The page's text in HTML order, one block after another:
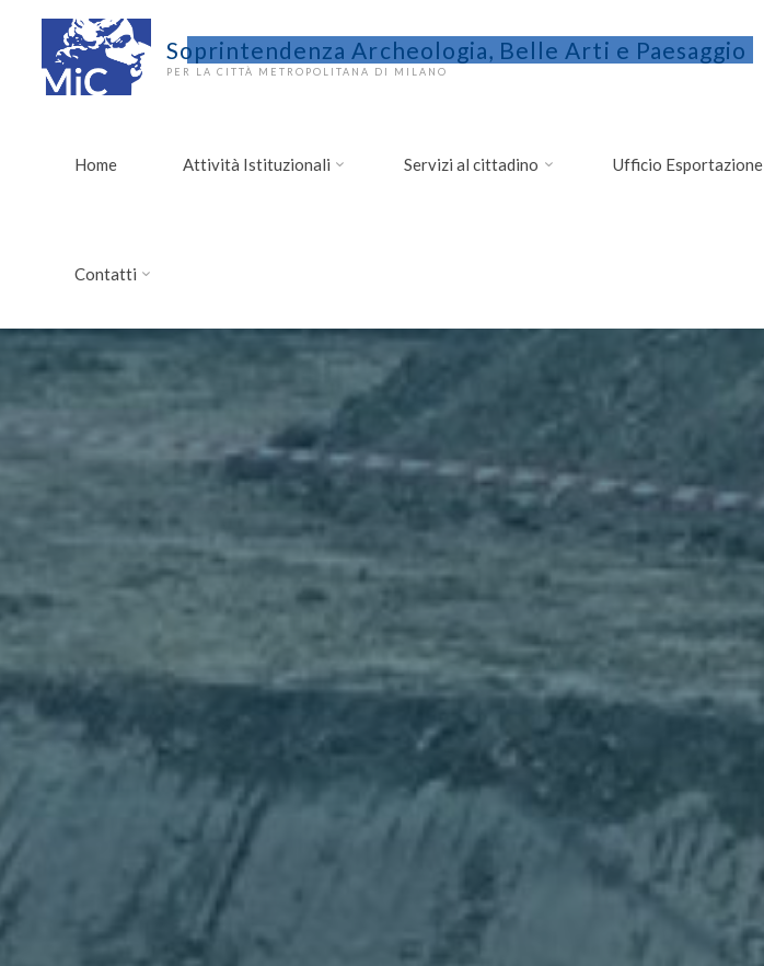
Soprintendenza Archeologia, Belle Arti e Paesaggio
PER LA CITTÀ METROPOLITANA DI MILANO
Home Attività Istituzionali Servizi al cittadino Ufficio Esportazione
Contatti